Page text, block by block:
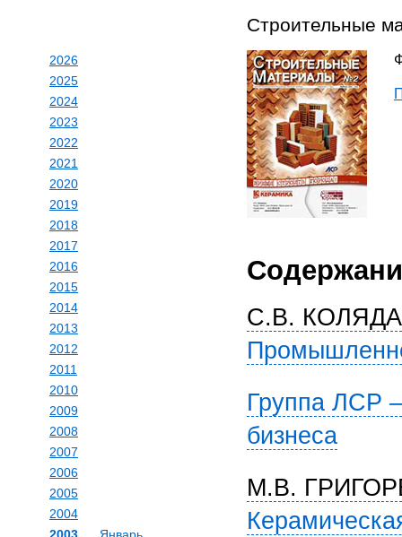
Строительные
2026
2025
2024
2023
2022
2021
2020
2019
2018
2017
2016
2015
2014
2013
2012
2011
2010
2009
2008
2007
2006
2005
2004
С.В. КОЛЯДА
Группа ЛСР
бизнеса
М.В.